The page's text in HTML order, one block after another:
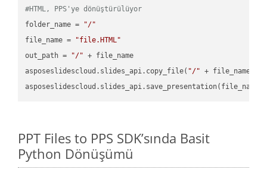
#HTML, PPS'ye dönüştürülüyor
folder_name =
"/"
file_name =
"file.HTML"
out_path =
"/" + file_name
asposeslidescloud.slides_api.copy_file( "/" + file_name,
PPT Files to PPS SDK’sında Basit
Python Dönüşümü